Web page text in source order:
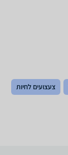
צעצועים לחיות